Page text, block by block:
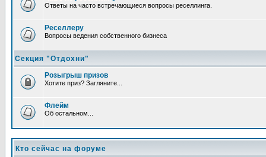
Ответы на часто встречающиеся вопросы реселлинга.
Реселлеру
Вопросы ведения собственного бизнеса
Секция "Отдохни"
Розыгрыш призов
Хотите приз? Загляните...
Флейм
Об остальном...
Кто сейчас на форуме